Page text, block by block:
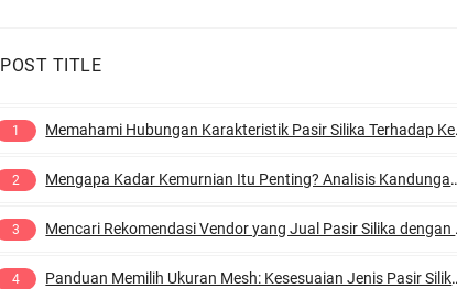
POST TITLE
Memahami Hubungan Karakteristik Pasir Silika Terhadap Keawetan Media Filter Air Anda
Mengapa Kadar Kemurnian Itu Penting? Analisis Kandungan Pasir Silika Bangka Milik Ady Water
Mencari Rekomendasi Vendor yang Jual Pasir Silika dengan Dokumen COA Lengkap? Hubungi Ady Water
Panduan Memilih Ukuran Mesh: Kesesuaian Jenis Pasir Silika untuk Sistem Sandblasting Ady Water